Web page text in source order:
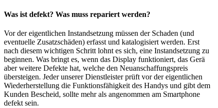
Was ist defekt? Was muss repariert werden?
Vor der eigentlichen Instandsetzung müssen der Schaden (und
eventuelle Zusatzschäden) erfasst und katalogisiert werden. Erst
nach diesem wichtigen Schritt lohnt es sich, eine Instandsetzung zu
beginnen. Was bringt es, wenn das Display funktioniert, das Gerä
aber weitere Defekte hat, welche den Neuanschaffungspreis
übersteigen. Jeder unserer Dienstleister prüft vor der eigentlichen
Wiederherstellung die Funktionsfähigkeit des Handys und gibt dem
Kunden Bescheid, sollte mehr als angenommen am Smartphone
defekt sein.